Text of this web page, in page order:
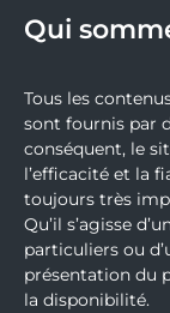
Qui
Tous les
sont fournis par
conséquent, le
l’efficacité et la
toujours très
Qu’il s’agisse
particuliers ou
présentation du
la disponibilité.